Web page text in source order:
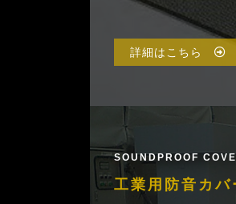
詳細はこちら
SOUNDPROOF
工業用防音カ